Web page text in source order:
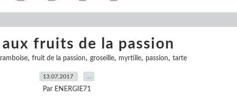
fruits de la passion
, fruit de la passion, groseille, myrtille, passion, tarte
13.07.2017
Par ENERGIE71